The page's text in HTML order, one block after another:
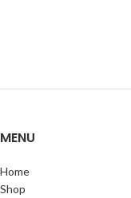
MENU
Home
Shop